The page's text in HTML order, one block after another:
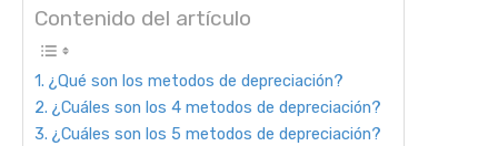
Contenido del artículo
¿Qué son los metodos de depreciación?
¿Cuáles son los 4 metodos de depreciación?
¿Cuáles son los 5 metodos de depreciación?